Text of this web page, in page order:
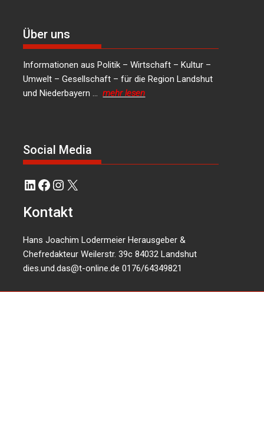
Über uns
Informationen aus Politik – Wirtschaft – Kultur –
Umwelt – Gesellschaft – für die Region Landshut
und Niederbayern …mehr lesen
Social Media
LinkedIn
Facebook
Instagram
X
Kontakt
Hans Joachim Lodermeier Herausgeber &
Chefredakteur Weilerstr. 39c 84032 Landshut
dies.und.das@t-online.de 0176/64349821